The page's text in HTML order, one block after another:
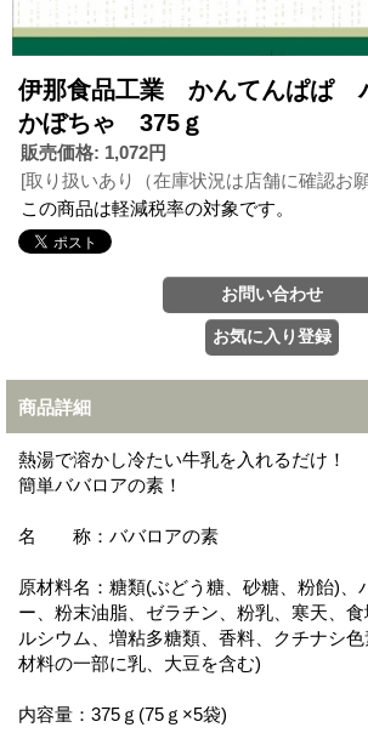
伊那食品工業 かんてんぱぱ
かぼちゃ 375ｇ
販売価格: 1,072円
[取り扱いあり（在庫状況は店舗に確認お
この商品は軽減税率の対象です。
商品詳細
熱湯で溶かし冷たい牛乳を入れるだけ！
簡単ババロアの素！
名 称：ババロアの素
原材料名：糖類(ぶどう糖、砂糖、粉飴)、
ー、粉末油脂、ゼラチン、粉乳、寒天、
ルシウム、増粘多糖類、香料、クチナシ
材料の一部に乳、大豆を含む)
内容量：375ｇ(75ｇ×5袋)